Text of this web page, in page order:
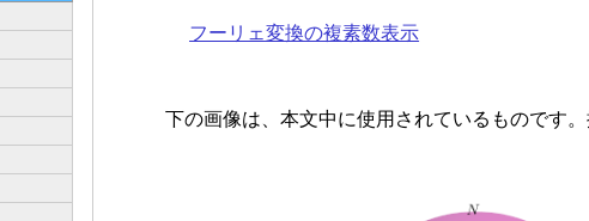
フーリェ変換の複素数表示
下の画像は 、本文中に使用 されている ものです。
画像は、本文 中に使用されているものです。探し